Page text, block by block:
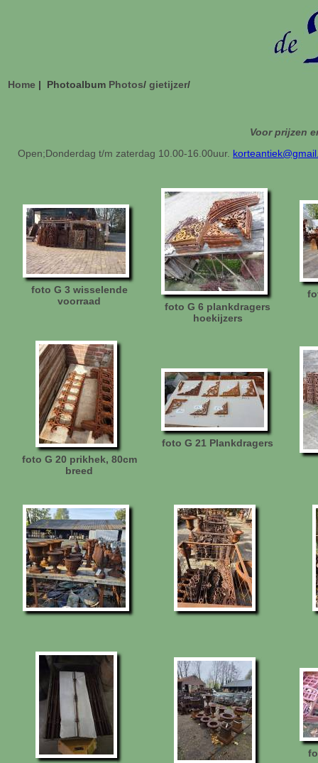
Home | Photoalbum Photos/ gietijzer/
Voor prijzen
Open;Donderdag t/m zaterdag 10.00-16.00uur.
foto G 3 wisselende
voorraad
foto G 6 plankdragers
hoekijzers
foto G 20 prikhek, 80cm
breed
foto G 21 Plankdragers